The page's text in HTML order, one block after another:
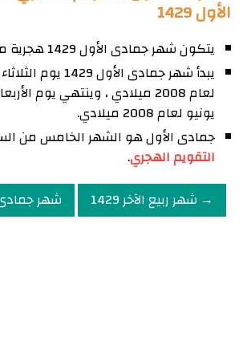
الأول 1429
يتكون شهر جمادى الأول 1429 هجرية من 30 يوم
يونيو لعام 2008 ميلادي.
جمادى الأول هو الشهر الخامس من
التقويم الهجري.
→ شهر ربيع الآخر 1429
شهر جمادى